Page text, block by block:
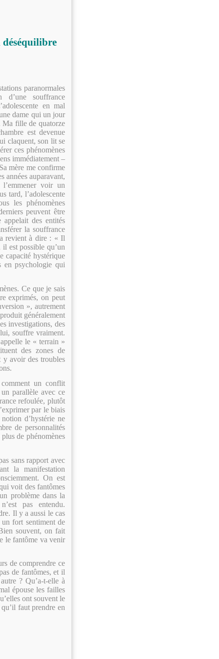
déséquilibre
paranormales
d’une souffrance
en mal
dame qui un jour
Ma fille de quatorze
est devenue
claquent, son lit se
ces phénomènes
immédiatement –
mère me confirme
années auparavant,
voir un
tard, l’adolescente
les phénomènes
peuvent être
des entités
la souffrance
revient à dire : « Il
est possible qu’un
capacité hystérique
en psychologie qui
Ce que je sais
exprimés, on peut
», autrement
généralement
investigations, des
souffre vraiment.
le « terrain »
des zones de
y avoir des troubles
un conflit
parallèle avec ce
refoulée, plutôt
par le biais
d’hystérie ne
de personnalités
de phénomènes
sans rapport avec
la manifestation
On est
voit des fantômes
problème dans la
pas entendu.
Il y a aussi le cas
fort sentiment de
souvent, on fait
le fantôme va venir
de comprendre ce
de fantômes, et il
? Qu’a-t-elle à
épouse les failles
ont souvent le
faut prendre en